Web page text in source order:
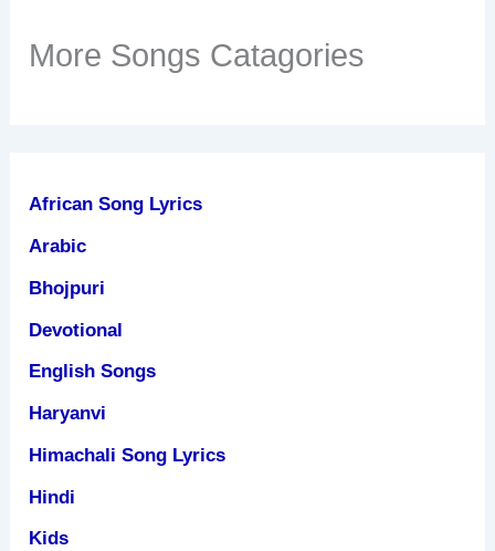
More Songs Catagories
African Song Lyrics
Arabic
Bhojpuri
Devotional
English Songs
Haryanvi
Himachali Song Lyrics
Hindi
Kids